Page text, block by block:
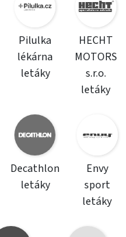
Pilulka
lékárna
letáky
HECHT
MOTORS
s.r.o.
letáky
Decathlon
letáky
Envy
sport
letáky